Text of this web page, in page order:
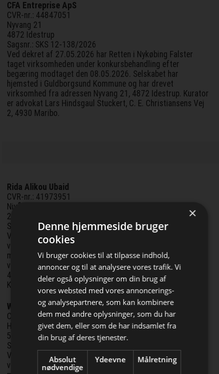
Bliv opdateret hver dag
Få de vigtigste nyheder om
byggebranchen
direkte i din indbakke
CFA Entreprise ApS
CVR-nr.: 44847051
Nyvang 21
4872 Idestrup
Sagsnr.: SKS 12-138/2026
Ved dekret af 27.05.2026 har Retten i Nykøbing Falster
taget virksomheden under konkursbehandling efter
begæring modtaget den 08.05.2026. Selskabet har
hjemsted i Guldborgsund Kommune og har drevet
virksomhed fra adressen Nyvang 21, 4872 Idestrup. Kurator
er advokat Lars Hindsgaul Stuckert, C. E. Christiansens Vej
2, 4930 Maribo.
Rida Alikou Ubaid
CVR-nr.: 41973951
Nivåhøj 070 st 0005
2990 Nivå
Sagsnr.: SKS 42-35/2026
Ved dekret af 26.05.2026 har Retten i Helsingør taget
virksomheden under konkursbehandling efter begæring
modtaget den 30.01.2026. Rida Alikou Ubaid har drevet
virksomheden Solidbygg, Nivåhøj 70, 2990 Nivå, CVR.nr.
41973951. Kurator er advokat Per Buttenschøn, Hack
Kampmanns Plads 2, 3., 8000 Århus C.
Walid El Cheikh-Khalil
CVR-nr.: 41570660
Heliosvænget 173C
5250 Odense SV
Sagsnr.: SKS S5-240/2026
Ved dekret af 22.05.2026 har Skifteretten i Odense taget
virksomheden under konkursbehandling efter begæring
×
Denne hjemmeside bruger
cookies
Vi bruger cookies til at tilpasse indhold,
annoncer og til at analysere vores trafik. Vi
deler også oplysninger om din brug af
vores websted med vores annoncerings-
og analysepartnere, som kan kombinere
dem med andre oplysninger, som du har
givet dem, eller som de har indsamlet fra
din brug af deres tjenester.
Absolut
nødvendige
Ydeevne Målretning